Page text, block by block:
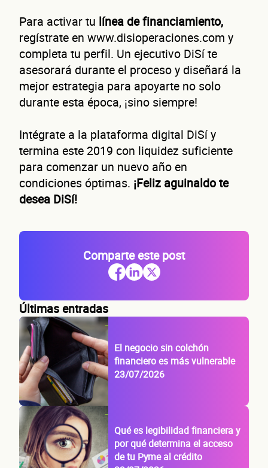
Para activar tu línea de financiamiento,
regístrate en www.disioperaciones.com y
completa tu perfil. Un ejecutivo DiSí te
asesorará durante el proceso y diseñará la
mejor estrategia para apoyarte no solo
durante esta época, ¡sino siempre!
Intégrate a la plataforma digital DiSí y
termina este 2019 con liquidez suficiente
para comenzar un nuevo año en
condiciones óptimas. ¡Feliz aguinaldo te
desea DiSí!
Comparte este post
Últimas entradas
El negocio sin colchón
financiero es más vulnerable
23/07/2026
Qué es legibilidad financiera y
por qué determina el acceso
de tu Pyme al crédito